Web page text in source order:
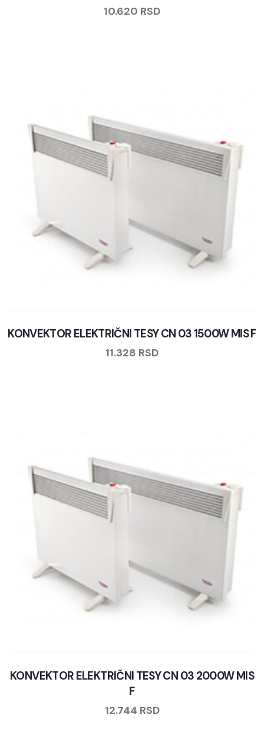
10.620 RSD
KONVEKTOR ELEKTRIČNI TESY CN 03 1500W MIS F
11.328 RSD
KONVEKTOR ELEKTRIČNI TESY CN 03 2000W MIS
F
12.744 RSD